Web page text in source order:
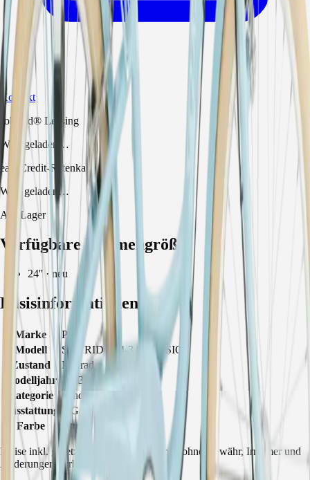
Kontakt
JobRad® Leasing
Wird geladen…
easyCredit-Ratenkauf
Wird geladen…
Auf Lager
Verfügbare Rahmengröße
24'' · neu
Basisinformationen
Marke
Puky
Modell
SKYRIDE 24-3 CLASSIC
Zustand
Neurad
Modelljahr 2023
Kategorie
Kinderrad
Ausstattung 3-Gang
Farbe
retro pastel blue
Preise inkl. gesetzl. MwSt. Alle Angaben ohne Gewähr, Irrtümer und
Änderungen vorbehalten.